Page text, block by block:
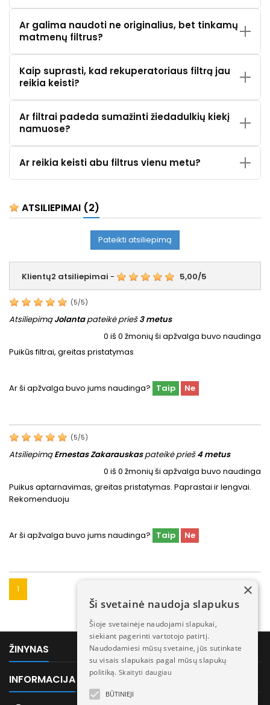
Ar galima naudoti ne originalius, bet tinkamų
matmenų filtrus?
Kaip suprasti, kad rekuperatoriaus filtrą jau
reikia keisti?
Ar filtrai padeda sumažinti žiedadulkių kiekį
namuose?
Ar reikia keisti abu filtrus vienu metu?
ATSILIEPIMAI (2)
Pateikti atsiliepimą
Klientų2 atsiliepimai - 5,00/5
(5/5)
AtsiliepimąJolantapateikė prieš3 metus
0 iš 0 žmonių ši apžvalga buvo naudinga
Puikūs filtrai, greitas pristatymas
Ar ši apžvalga buvo jums naudinga? Taip Ne
(5/5)
AtsiliepimąErnestas Zakarauskaspateikė prieš4 metus
0 iš 0 žmonių ši apžvalga buvo naudinga
Puikus aptarnavimas, greitas pristatymas. Paprastai ir lengvai.
Rekomenduoju
Ar ši apžvalga buvo jums naudinga? Taip Ne
1
ŽINYNAS
INFORMACIJA
×
Ši svetainė naudoja slapukus
Šioje svetainėje naudojami slapukai,
siekiant pagerinti vartotojo patirtį.
Naudodamiesi mūsų svetaine, jūs sutinkate
su visais slapukais pagal mūsų slapukų
politiką. Skaityti daugiau
BŪTINIEJI